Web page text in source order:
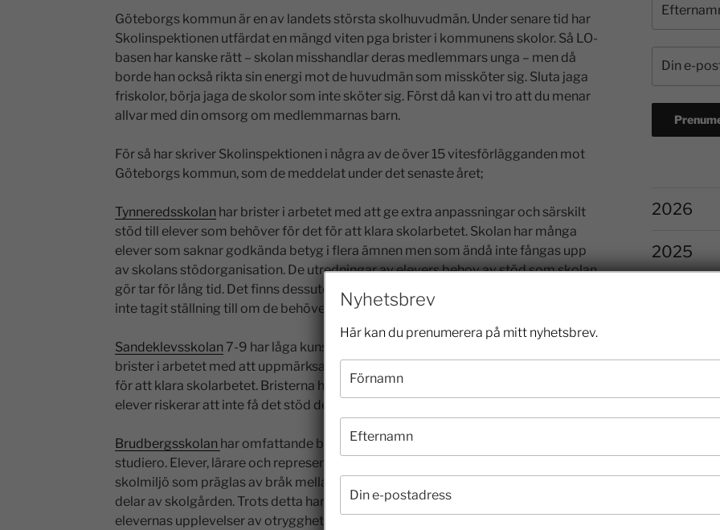
Göteborgs kommun är en av landets största skolhuvudmän. Under senare tid har
Skolinspektionen utfärdat en mängd viten pga brister i kommunens skolor. Så LO-
basen har kanske rätt – skolan misshandlar deras medlemmars unga – men då
borde han också rikta sin energi mot de huvudmän som missköter sig. Sluta jaga
friskolor, börja jaga de skolor som inte sköter sig. Först då kan vi tro att du menar
allvar med din omsorg om medlemmarnas barn.
För så har skriver Skolinspektionen i några av de över 15 vitesförlägganden mot
Göteborgs kommun, som de meddelat under det senaste året;
Tynneredsskolan har brister i arbetet med att ge extra anpassningar och särskilt
stöd till elever som behöver för det för att klara skolarbetet. Skolan har många
elever som saknar godkända betyg i flera ämnen men som ändå inte fångas upp
av skolans stödorganisation. De utredningar av elevers behov av stöd som skolan
gör tar för lång tid. Det finns dessutom elever som blivit utredda men där skolan
inte tagit ställning till om de behöver stödåtgärder eller inte.
Sandeklevsskolan 7-9 har låga kunskapsresultat. Skolan har även omfattande
brister i arbetet med att uppmärksamma och utreda elever som kan behöva stöd
för att klara skolarbetet. Bristerna har funnits under lång tid och ett stort antal
elever riskerar att inte få det stöd de har behov av och har rätt till.
Brudbergsskolan har omfattande brister i arbetet med elevernas trygghet och
studiero. Elever, lärare och representanterna för elevhälsan berättar om en otrygg
skolmiljö som präglas av bråk mellan elever, och elever som är rädda och undviker
delar av skolgården. Trots detta har skolan inte kartlagt vad som orsakar
elevernas upplevelser av otrygghet.
2026
2025
2021
Nyhetsbrev
Här kan du prenumerera på mitt nyhetsbrev.